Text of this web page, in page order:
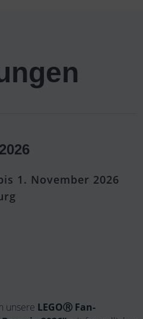
1. November 2026
unsere LEGOⓇ Fan-